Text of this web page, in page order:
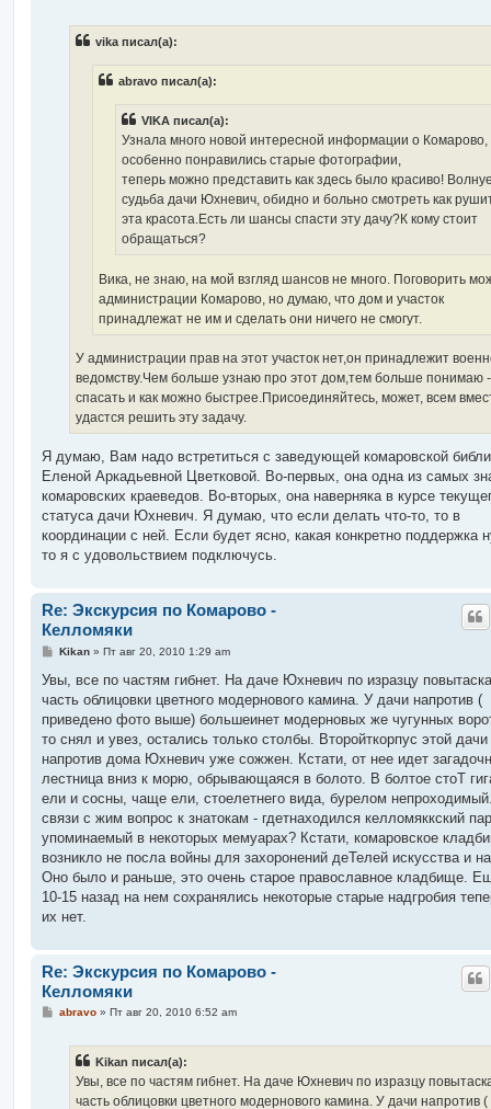
vika писал(а):
abravo писал(а):
VIKA писал(а):
Узнала много новой интересной информации о Комарово,
особенно понравились старые фотографии,
теперь можно представить как здесь было красиво!
судьба дачи Юхневич, обидно и больно смотреть как
эта красота.Есть ли шансы спасти эту дачу?К кому стоит
обращаться?
Вика, не знаю, на мой взгляд шансов не много. Поговорить
администрации Комарово, но думаю, что дом и участок
принадлежат не им и сделать они ничего не смогут.
У администрации прав на этот участок нет,он принадлежит
ведомству.Чем больше узнаю про этот дом,тем больше понимаю
спасать и как можно быстрее.Присоединяйтесь, может, всем
удастся решить эту задачу.
Я думаю, Вам надо встретиться с заведующей комаровской
Еленой Аркадьевной Цветковой. Во-первых, она одна из самых
комаровских краеведов. Во-вторых, она наверняка в курсе
статуса дачи Юхневич. Я думаю, что если делать что-то, то в
координации с ней. Если будет ясно, какая конкретно поддержка
то я с удовольствием подключусь.
Re: Экскурсия по Комарово -
Келломяки
С
о
щ
е
и
е
Kikan» Пт авг 20, 2010 1:29 am
Увы, все по частям гибнет. На даче Юхневич по изразцу
часть облицовки цветного модернового камина. У дачи напротив (
приведено фото выше) большеинет модерновых же чугунных
то снял и увез, остались только столбы. Второйткорпус этой дачи
напротив дома Юхневич уже сожжен. Кстати, от нее идет
лестница вниз к морю, обрывающаяся в болото. В болтое стоТ
ели и сосны, чаще ели, стоелетнего вида, бурелом
связи с жим вопрос к знатокам - гдетнаходился келломяккский
упоминаемый в некоторых мемуарах? Кстати, комаровское
возникло не посла войны для захоронений деТелей искусства и
Оно было и раньше, это очень старое православное кладбище.
10-15 назад на нем сохранялись некоторые старые надгробия
их нет.
Re: Экскурсия по Комарово -
Келломяки
Сabravo» Пт авг 20, 2010 6:52 am
Kikan писал(а):
Увы, все по частям гибнет. На даче Юхневич по изразцу
часть облицовки цветного модернового камина. У дачи напротив (